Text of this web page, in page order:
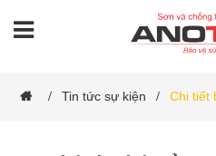
/ Tin tức sự kiện / Chi tiết